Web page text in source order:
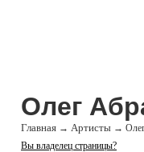
Олег
Главная → Артисты →
Вы владелец страницы?